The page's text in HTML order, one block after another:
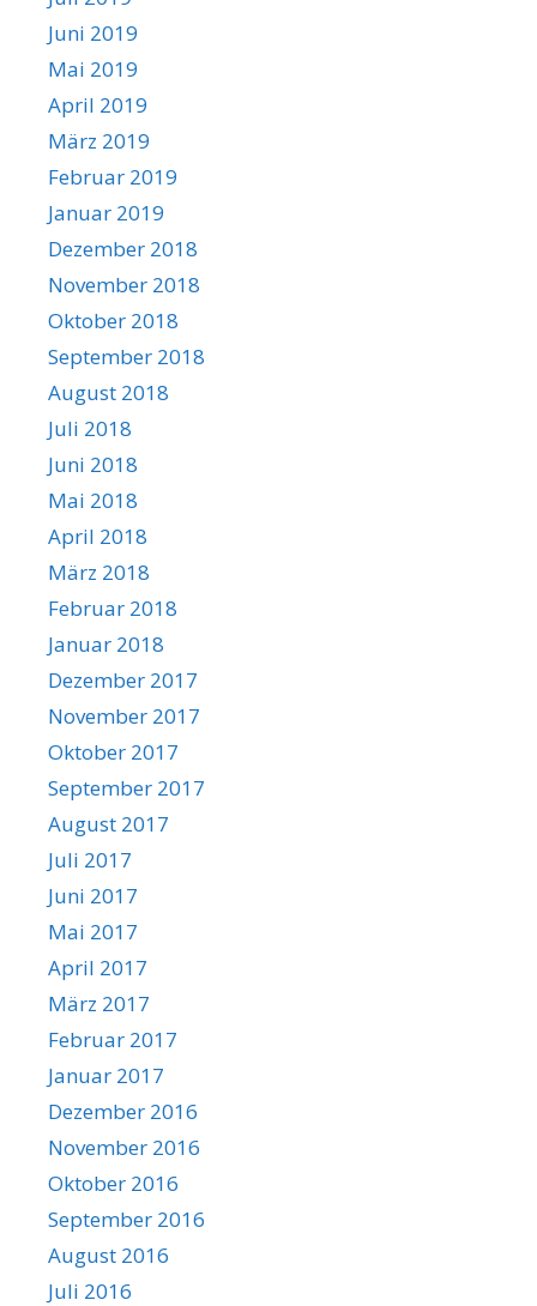
Juni 2019
Mai 2019
April 2019
März 2019
Februar 2019
Januar 2019
Dezember 2018
November 2018
Oktober 2018
September 2018
August 2018
Juli 2018
Juni 2018
Mai 2018
April 2018
März 2018
Februar 2018
Januar 2018
Dezember 2017
November 2017
Oktober 2017
September 2017
August 2017
Juli 2017
Juni 2017
Mai 2017
April 2017
März 2017
Februar 2017
Januar 2017
Dezember 2016
November 2016
Oktober 2016
September 2016
August 2016
Juli 2016